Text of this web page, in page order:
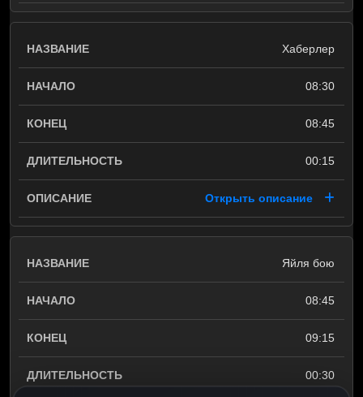
Хаберлер
08:30
08:45
00:15
Открыть описание
Яйля бою
08:45
09:15
00:30